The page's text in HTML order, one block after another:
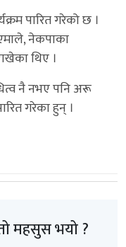
पारित गरेको छ ।
नेकपाका
थिए ।
नै नभए पनि अरू
गरेका हुन् ।
महसुस भयो ?